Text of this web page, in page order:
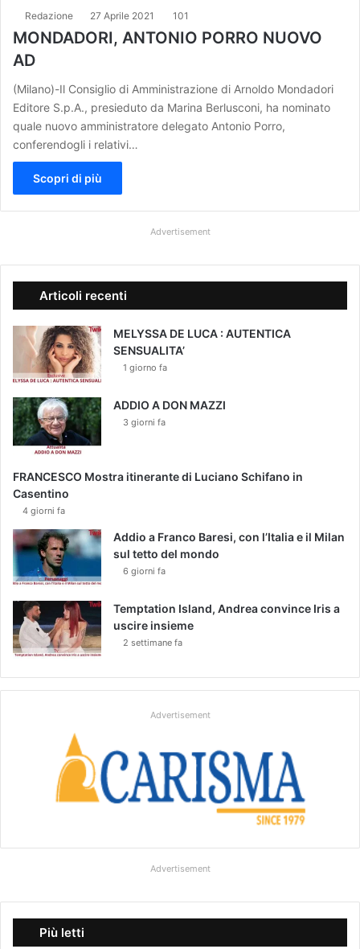
Redazione 27 Aprile 2021 101
MONDADORI, ANTONIO PORRO NUOVO
AD
(Milano)-Il Consiglio di Amministrazione di Arnoldo Mondadori
Editore S.p.A., presieduto da Marina Berlusconi, ha nominato
quale nuovo amministratore delegato Antonio Porro,
conferendogli i relativi…
Scopri di più
Advertisement
Articoli recenti
MELYSSA DE LUCA : AUTENTICA
SENSUALITA’
1 giorno fa
ADDIO A DON MAZZI
3 giorni fa
FRANCESCO Mostra itinerante di Luciano Schifano in
Casentino
4 giorni fa
Addio a Franco Baresi, con l’Italia e il Milan
sul tetto del mondo
6 giorni fa
Temptation Island, Andrea convince Iris a
uscire insieme
2 settimane fa
Advertisement
Advertisement
Più letti